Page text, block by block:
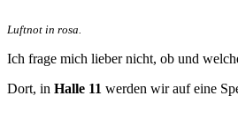
Luftnot in rosa.
Ich frage mich lieber nicht, ob und
Dort, in Halle 11 werden wir auf eine